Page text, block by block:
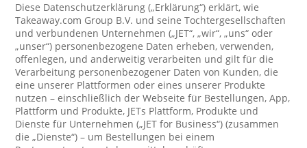
Diese Datenschutzerklärung („Erklärung“) erklärt, wie
Takeaway.com Group B.V. und seine Tochtergesellschaften
und verbundenen Unternehmen („JET“, „wir“, „uns“ oder
„unser“) personenbezogene Daten erheben, verwenden,
offenlegen, und anderweitig verarbeiten und gilt für die
Verarbeitung personenbezogener Daten von Kunden, die
eine unserer Plattformen oder eines unserer Produkte
nutzen – einschließlich der Webseite für Bestellungen, App,
Plattform und Produkte, JETs Plattform, Produkte und
Dienste für Unternehmen („JET for Business“) (zusammen
die „Dienste“) – um Bestellungen bei einem